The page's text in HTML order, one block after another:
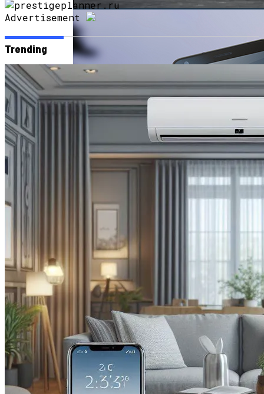
Китай Готовит Путешествие К Луне
Новые Лидеры Бенчмарка
Смартфонов AnTuTu — Супермощные
Смартфоны На Базе Snapdragon 888
Advertisement
Trending